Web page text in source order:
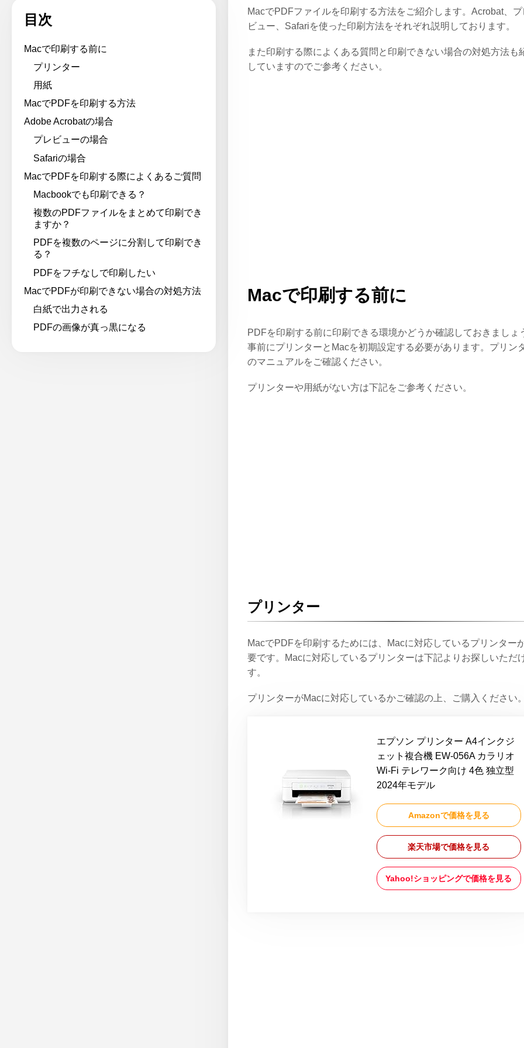
目次
Macで印刷する前に
プリンター
用紙
MacでPDFを印刷する方法
Adobe Acrobatの場合
プレビューの場合
Safariの場合
MacでPDFを印刷する際によくあるご質問
Macbookでも印刷できる？
複数のPDFファイルをまとめて印刷でき
ますか？
PDFを複数のページに分割して印刷でき
る？
PDFをフチなしで印刷したい
MacでPDFが印刷できない場合の対処方法
白紙で出力される
PDFの画像が真っ黒になる
MacでPDFファイルを印刷する方法をご紹介します。Acrobat、プ
ビュー、Safariを使った印刷方法をそれぞれ説明しております。
また印刷する際によくある質問と印刷できない場合の対処方法も
していますのでご参考ください。
Macで印刷する前に
PDFを印刷する前に印刷できる環境かどうか確認しておきましょ
事前にプリンターとMacを初期設定する必要があります。プリン
のマニュアルをご確認ください。
プリンターや用紙がない方は下記をご参考ください。
プリンター
MacでPDFを印刷するためには、Macに対応しているプリンター
要です。Macに対応しているプリンターは下記よりお探しいただ
す。
プリンターがMacに対応しているかご確認の上、ご購入ください。
エプソン プリンター A4インクジ
ェット複合機 EW-056A カラリオ
Wi-Fi テレワーク向け 4色 独立型
2024年モデル
Amazonで価格を見る
楽天市場で価格を見る
Yahoo!ショッピングで価格を見る